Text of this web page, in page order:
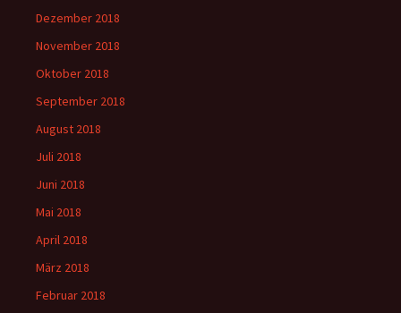
Dezember 2018
November 2018
Oktober 2018
September 2018
August 2018
Juli 2018
Juni 2018
Mai 2018
April 2018
März 2018
Februar 2018